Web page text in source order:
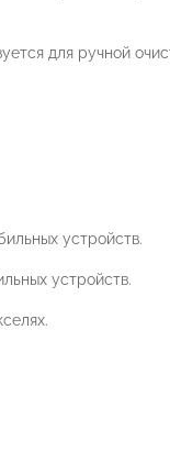
для ручной
устройств.
устройств.